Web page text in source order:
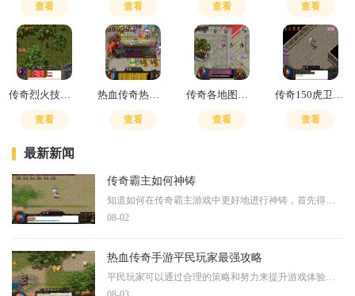
查看 查看 查看 查看
传奇烈火技能加点推荐
查看
热血传奇热血传说后期哪个职业厉害
查看
传奇各地图怪物图鉴大全
查看
传奇150虎卫传说怎么升级
查看
最新新闻
传奇霸主如何神铸
08-02
热血传奇手游平民玩家最强攻略